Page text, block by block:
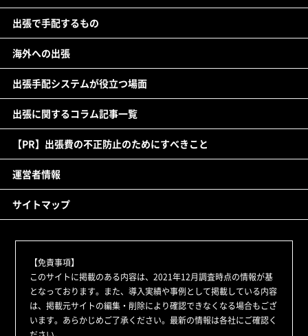
出張で手配するもの
海外への出張
出張手配システムが役立つ場面
出張に関するコラム記事一覧
【PR】出張費の不正防止のためにすべきこと
運営者情報
サイトマップ
【免責事項】
このサイトに掲載のある内容は、2021年12月調査時点の情報が基
となっております。また、導入実績や事例として掲載している内容
は、掲載元サイトの編集・削除により確認できなくなる場合もござ
います。あらかじめご了承ください。最新の情報は各社にご確認く